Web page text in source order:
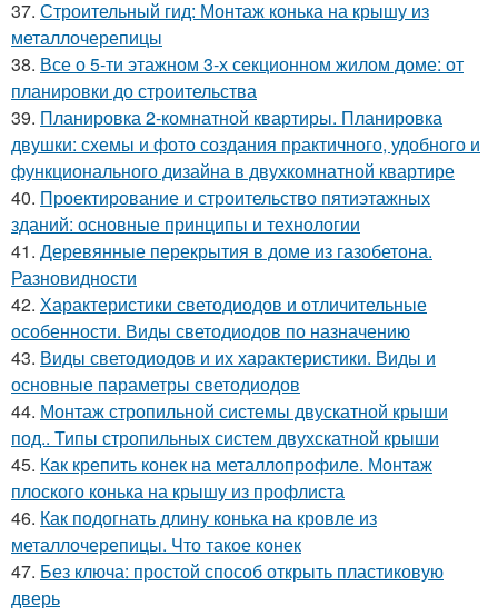
37. Строительный гид: Монтаж конька на крышу из
металлочерепицы
38. Все о 5-ти этажном 3-х секционном жилом доме: от
планировки до строительства
39. Планировка 2-комнатной квартиры. Планировка
двушки: схемы и фото создания практичного, удобного и
функционального дизайна в двухкомнатной квартире
40. Проектирование и строительство пятиэтажных
зданий: основные принципы и технологии
41. Деревянные перекрытия в доме из газобетона.
Разновидности
42. Характеристики светодиодов и отличительные
особенности. Виды светодиодов по назначению
43. Виды светодиодов и их характеристики. Виды и
основные параметры светодиодов
44. Монтаж стропильной системы двускатной крыши
под.. Типы стропильных систем двухскатной крыши
45. Как крепить конек на металлопрофиле. Монтаж
плоского конька на крышу из профлиста
46. Как подогнать длину конька на кровле из
металлочерепицы. Что такое конек
47. Без ключа: простой способ открыть пластиковую
дверь